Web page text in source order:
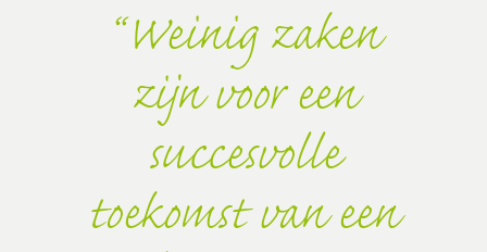
Weinig zaken
zijn voor een
succesvolle
toekomst van een